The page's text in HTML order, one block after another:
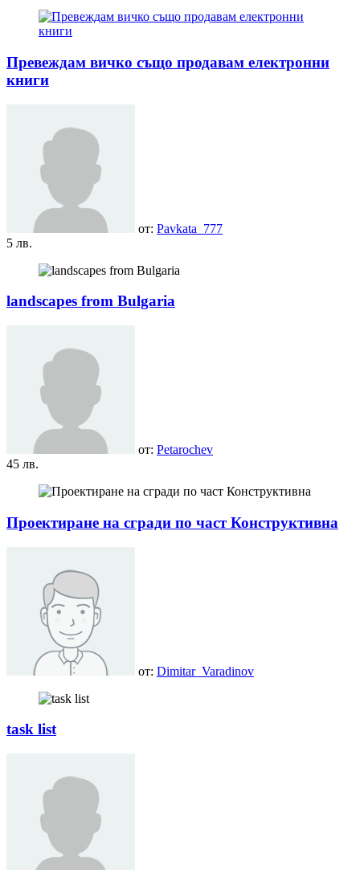
Превеждам вичко също продавам електронни
книги
от: Pavkata_777
5 лв.
landscapes from Bulgaria
от: Petarochev
45 лв.
Проектиране на сгради по част Конструктивна
от: Dimitar_Varadinov
task list